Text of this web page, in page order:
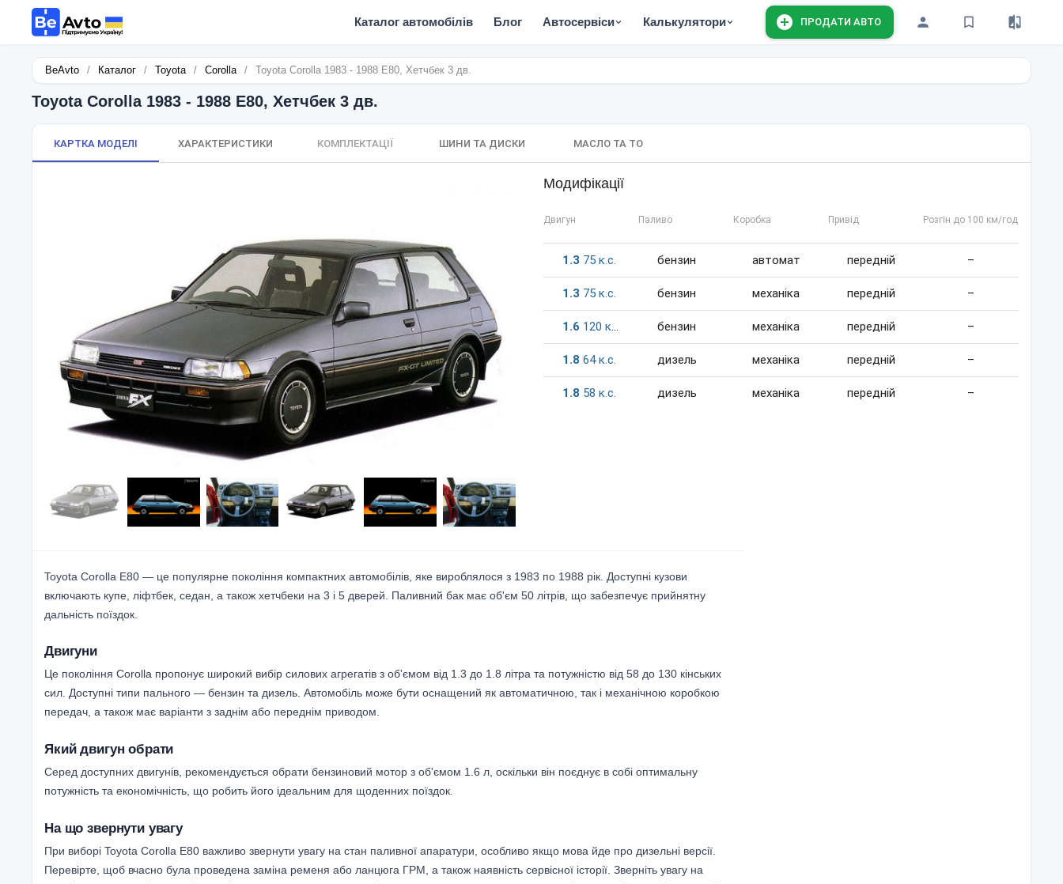
Каталог автомобілів Блог Автосервіси Калькулятори ПРОДАТИ АВТО
BeAvto / Каталог / Toyota / Corolla / Toyota Corolla 1983 - 1988 E80, Хетчбек 3 дв.
Toyota Corolla 1983 - 1988 E80, Хетчбек 3 дв.
КАРТКА МОДЕЛІ ХАРАКТЕРИСТИКИ КОМПЛЕКТАЦІЇ ШИНИ ТА ДИСКИ МАСЛО ТА ТО
Модифікації
Двигун Паливо Коробка Привід Розгін до 100 км/год
1.3 75 к.c. бензин автомат передній –
1.3 75 к.c. бензин механіка передній –
1.6 120 к.c. бензин механіка передній –
1.8 64 к.c. дизель механіка передній –
1.8 58 к.c. дизель механіка передній –
Toyota Corolla E80 — це популярне покоління компактних автомобілів, яке вироблялося з 1983 по 1988 рік. Доступні кузови
включають купе, ліфтбек, седан, а також хетчбеки на 3 і 5 дверей. Паливний бак має об'єм 50 літрів, що забезпечує прийнятну
дальність поїздок.
Двигуни
Це покоління Corolla пропонує широкий вибір силових агрегатів з об'ємом від 1.3 до 1.8 літра та потужністю від 58 до 130 кінських
сил. Доступні типи пального — бензин та дизель. Автомобіль може бути оснащений як автоматичною, так і механічною коробкою
передач, а також має варіанти з заднім або переднім приводом.
Який двигун обрати
Серед доступних двигунів, рекомендується обрати бензиновий мотор з об'ємом 1.6 л, оскільки він поєднує в собі оптимальну
потужність та економічність, що робить його ідеальним для щоденних поїздок.
На що звернути увагу
При виборі Toyota Corolla E80 важливо звернути увагу на стан паливної апаратури, особливо якщо мова йде про дизельні версії.
Перевірте, щоб вчасно була проведена заміна ременя або ланцюга ГРМ, а також наявність сервісної історії. Зверніть увагу на